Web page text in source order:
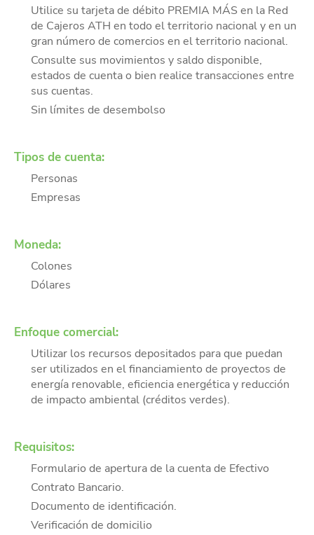
Utilice su tarjeta de débito PREMIA MÁS en la Red
de Cajeros ATH en todo el territorio nacional y en un
gran número de comercios en el territorio nacional.
Consulte sus movimientos y saldo disponible,
estados de cuenta o bien realice transacciones entre
sus cuentas.
Sin límites de desembolso
Tipos de cuenta:
Personas
Empresas
Moneda:
Colones
Dólares
Enfoque comercial:
Utilizar los recursos depositados para que puedan
ser utilizados en el financiamiento de proyectos de
energía renovable, eficiencia energética y reducción
de impacto ambiental (créditos verdes).
Requisitos:
Formulario de apertura de la cuenta de Efectivo
Contrato Bancario.
Documento de identificación.
Verificación de domicilio